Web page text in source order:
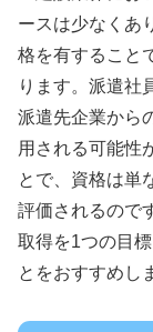
ースは少なくあ
格を有すること
ります。派遣社
派遣先企業から
用される可能性
とで、資格は単
評価されるので
取得を1つの目
とをおすすめし